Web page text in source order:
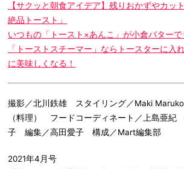
【サクッと朝食アイデア】残りおかずやカッ
絶品トースト」
いつもの「トースト×あんこ」が小倉バター
「トーストスチーマー」ならトースターに入
に美味しくなる！
撮影／北川鉄雄 スタイリング／Maki
（料理） フードコーディネート／上島亜紀
子 編集／高田愛子 構成／Mart編集部
2021年4月号